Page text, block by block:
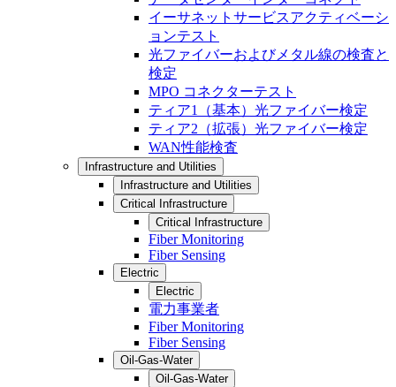
イーサネットサービスアクティベーシ
ョンテスト
光ファイバーおよびメタル線の検査と
検定
MPO コネクターテスト
ティア1（基本）光ファイバー検定
ティア2（拡張）光ファイバー検定
WAN性能検査
Infrastructure and Utilities
Infrastructure and Utilities
Critical Infrastructure
Critical Infrastructure
Fiber Monitoring
Fiber Sensing
Electric
Electric
電力事業者
Fiber Monitoring
Fiber Sensing
Oil-Gas-Water
Oil-Gas-Water